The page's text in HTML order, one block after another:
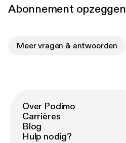
Abonnement opzeggen
Meer vragen & antwoorden
Over Podimo
Carrières
Blog
Hulp nodig?